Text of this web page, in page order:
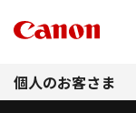
個人のお客さま